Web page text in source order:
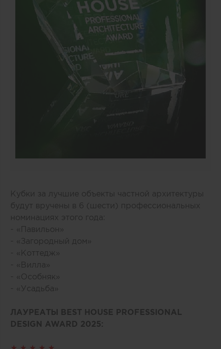
Кубки за лучшие объекты частной архитектуры
будут вручены в 6 (шести) профессиональных
номинациях этого года:
- «Павильон»
- «Загородный дом»
- «Коттедж»
- «Вилла»
- «Особняк»
- «Усадьба»
ЛАУРЕАТЫ BEST HOUSE PROFESSIONAL
DESIGN AWARD 2025: